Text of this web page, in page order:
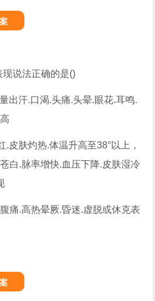
说法正确的是()
出汗.口渴.头痛.头晕.眼花.耳鸣.
.皮肤灼热.体温升高至38°以上，
白.脉率增快.血压下降.皮肤湿冷
痛.高热晕厥.昏迷.虚脱或休克表